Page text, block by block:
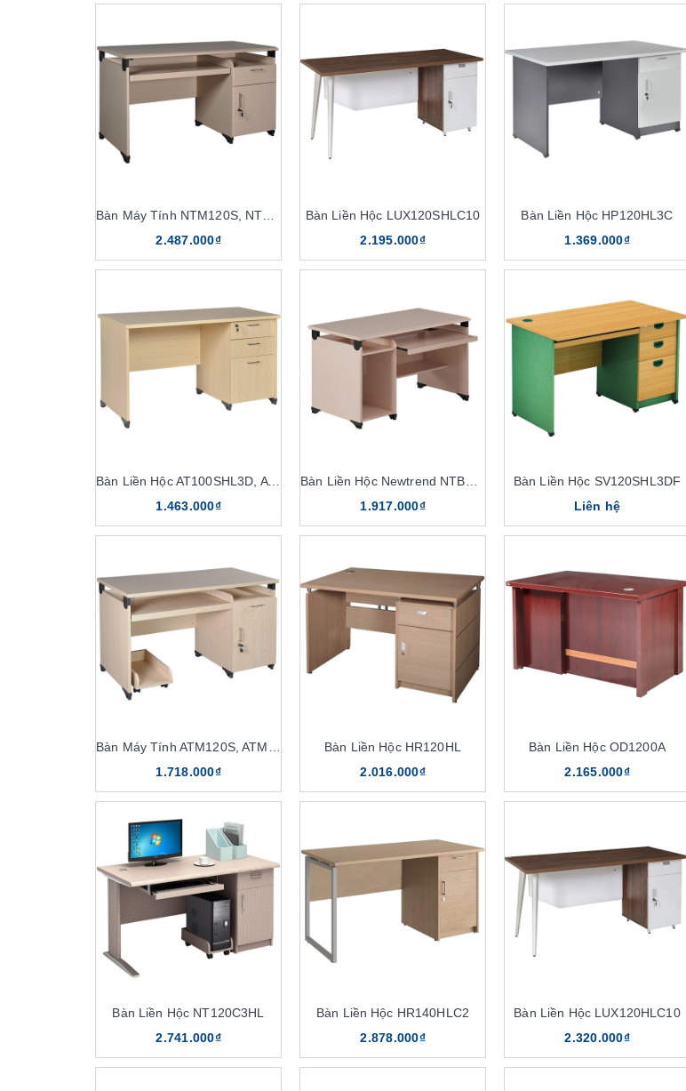
Bàn Máy Tính NTM120S, NTM120
2.487.000₫
Bàn Liền Hộc LUX120SHLC10
2.195.000₫
Bàn Liền Hộc HP120HL3C
1.369.000₫
Bàn Liền Hộc AT100SHL3D, AT120SHL3D
1.463.000₫
Bàn Liền Hộc Newtrend NTBP02
1.917.000₫
Bàn Liền Hộc SV120SHL3DF
Liên hệ
Bàn Máy Tính ATM120S, ATM120
1.718.000₫
Bàn Liền Hộc HR120HL
2.016.000₫
Bàn Liền Hộc OD1200A
2.165.000₫
Bàn Liền Hộc NT120C3HL
2.741.000₫
Bàn Liền Hộc HR140HLC2
2.878.000₫
Bàn Liền Hộc LUX120HLC10
2.320.000₫